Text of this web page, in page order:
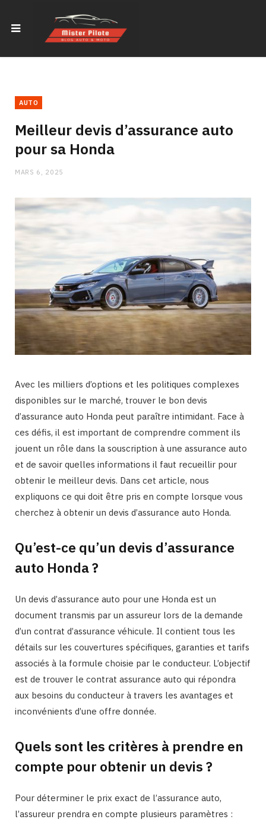
AUTO
Meilleur devis d’assurance auto
pour sa Honda
MARS 6, 2025
Avec les milliers d’options et les politiques complexes
disponibles sur le marché, trouver le bon devis
d’assurance auto Honda peut paraître intimidant. Face à
ces défis, il est important de comprendre comment ils
jouent un rôle dans la souscription à une assurance auto
et de savoir quelles informations il faut recueillir pour
obtenir le meilleur devis. Dans cet article, nous
expliquons ce qui doit être pris en compte lorsque vous
cherchez à obtenir un devis d’assurance auto Honda.
Qu’est-ce qu’un devis d’assurance
auto Honda ?
Un devis d’assurance auto pour une Honda est un
document transmis par un assureur lors de la demande
d’un contrat d’assurance véhicule. Il contient tous les
détails sur les couvertures spécifiques, garanties et tarifs
associés à la formule choisie par le conducteur. L’objectif
est de trouver le contrat assurance auto qui répondra
aux besoins du conducteur à travers les avantages et
inconvénients d’une offre donnée.
Quels sont les critères à prendre en
compte pour obtenir un devis ?
Pour déterminer le prix exact de l’assurance auto,
l’assureur prendra en compte plusieurs paramètres :